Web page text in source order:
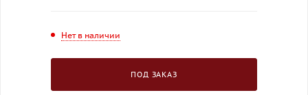
Нет в наличии
ПОД ЗАКАЗ